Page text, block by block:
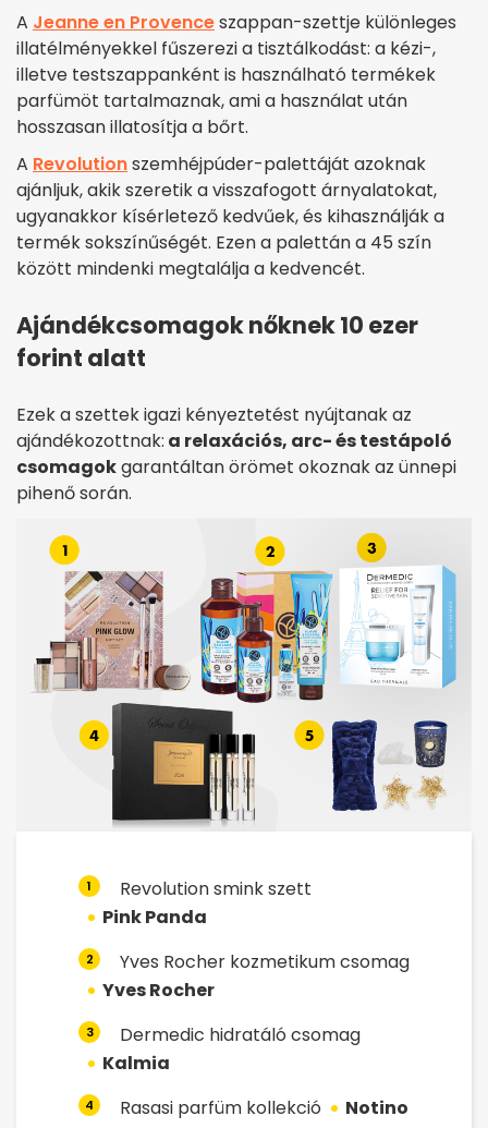
A Jeanne en Provenceszappan-szettje különleges
illatélményekkel fűszerezi a tisztálkodást: a kézi-,
illetve testszappanként is használható termékek
parfümöt tartalmaznak, ami a használat után
hosszasan illatosítja a bőrt.
A Revolutionszemhéjpúder-palettáját azoknak
ajánljuk, akik szeretik a visszafogott árnyalatokat,
ugyanakkor kísérletező kedvűek, és kihasználják a
termék sokszínűségét. Ezen a palettán a 45 szín
között mindenki megtalálja a kedvencét.
Ajándékcsomagok nőknek 10 ezer
forint alatt
Ezek a szettek igazi kényeztetést nyújtanak az
ajándékozottnak: a relaxációs, arc- és testápoló
csomagokgarantáltan örömet okoznak az ünnepi
pihenő során.
1
Revolution smink szett
Pink Panda
2
Yves Rocher kozmetikum csomag
Yves Rocher
3
Dermedic hidratáló csomag
Kalmia
4 Rasasi parfüm kollekció Notino